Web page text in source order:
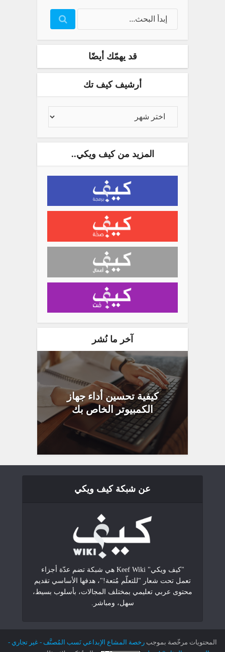
قد يهمّك أيضًا
أرشيف كيف تك
المزيد من كيف ويكي..
آخر ما نُشر
كيفية تحسين أداء جهاز
الكمبيوتر الخاص بك
عن شبكة كيف ويكي
"كيف ويكي" Keef Wiki هي شبكة تضم عدّة أجزاء
تعمل تحت شعار "للتعلّم مُتعة!"، هدفها الأساسي تقديم
محتوى عربي تعليمي بمختلف المجالات، بأسلوب بسيط،
سهل، ومباشر.
المحتويات مرخّصة بموجب رخصة المشاع الإبداعي نَسب المُصنَّف - غير تجاري -